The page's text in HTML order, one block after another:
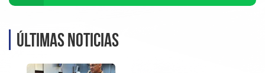
Últimas noticias